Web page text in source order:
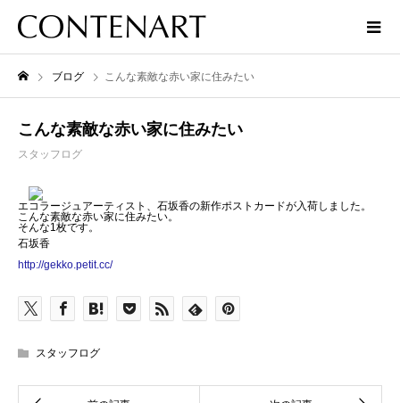
ブログ こんな素敵な赤い家に住みたい
こんな素敵な赤い家に住みたい
スタッフログ
エコラージュアーティスト、石坂香の新作ポストカードが入荷しました。
こんな素敵な赤い家に住みたい。
そんな1枚です。
石坂香
http://gekko.petit.cc/
スタッフログ